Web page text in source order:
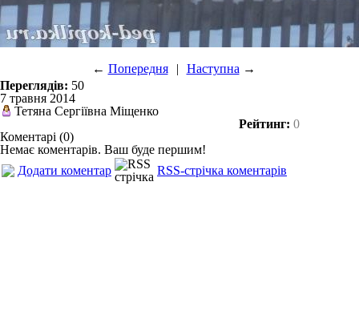
← Попередня | Наступна →
Переглядів: 50
7 травня 2014
Тетяна Сергіївна Міщенко
Рейтинг: 0
Коментарі (0)
Немає коментарів. Ваш буде першим!
Додати коментар
RSS-стрічка коментарів